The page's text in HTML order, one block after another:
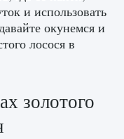
of Clans
0 1
и использовать
окунемся и
лосося в
золотого